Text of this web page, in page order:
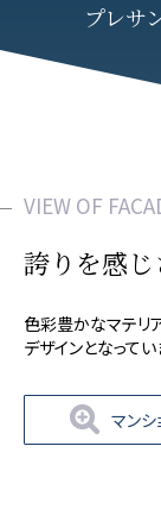
プレサ
VIEW OF
誇りを感じ
色彩豊かなマテリ
デザインとなってい
マン